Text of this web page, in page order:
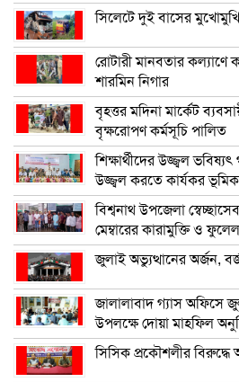
সিলেটে দুই বাসের
রোটারী মানবতার
শারমিন নিগার
বৃহত্তর মদিনা মার্কেট
বৃক্ষরোপণ কর্মসূচি পালিত
শিক্ষার্থীদের উজ্জ্বল
উজ্জ্বল করতে কার্যকর
বিশ্বনাথ উপজেলা
মেম্বারের কারামুক্তি ও
জুলাই অভ্যুত্থানের অর্জন,
জালালাবাদ গ্যাস অফিসে
উপলক্ষে দোয়া মাহফিল
সিসিক প্রকৌশলীর বিরুদ্ধে